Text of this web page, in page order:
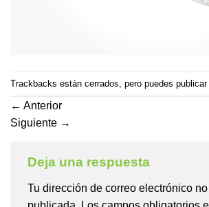
Trackbacks están cerrados, pero puedes
← Anterior
Siguiente →
Deja una respuesta
Tu dirección de correo electrónico